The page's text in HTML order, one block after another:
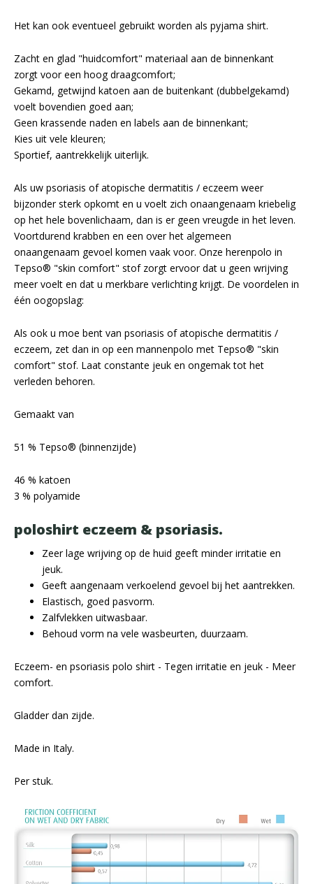
Het kan ook eventueel gebruikt worden als pyjama shirt.
Zacht en glad "huidcomfort" materiaal aan de binnenkant
zorgt voor een hoog draagcomfort;
Gekamd, getwijnd katoen aan de buitenkant (dubbelgekamd)
voelt bovendien goed aan;
Geen krassende naden en labels aan de binnenkant;
Kies uit vele kleuren;
Sportief, aantrekkelijk uiterlijk.
Als uw psoriasis of atopische dermatitis / eczeem weer
bijzonder sterk opkomt en u voelt zich onaangenaam kriebelig
op het hele bovenlichaam, dan is er geen vreugde in het leven.
Voortdurend krabben en een over het algemeen
onaangenaam gevoel komen vaak voor. Onze herenpolo in
Tepso® "skin comfort" stof zorgt ervoor dat u geen wrijving
meer voelt en dat u merkbare verlichting krijgt. De voordelen in
één oogopslag:
Als ook u moe bent van psoriasis of atopische dermatitis /
eczeem, zet dan in op een mannenpolo met Tepso® "skin
comfort" stof. Laat constante jeuk en ongemak tot het
verleden behoren.
Gemaakt van
51 % Tepso® (binnenzijde)
46 % katoen
3 % polyamide
poloshirt eczeem & psoriasis.
Zeer lage wrijving op de huid geeft minder irritatie en
jeuk.
Geeft aangenaam verkoelend gevoel bij het aantrekken.
Elastisch, goed pasvorm.
Zalfvlekken uitwasbaar.
Behoud vorm na vele wasbeurten, duurzaam.
Eczeem- en psoriasis polo shirt - Tegen irritatie en jeuk - Meer
comfort.
Gladder dan zijde.
Made in Italy.
Per stuk.